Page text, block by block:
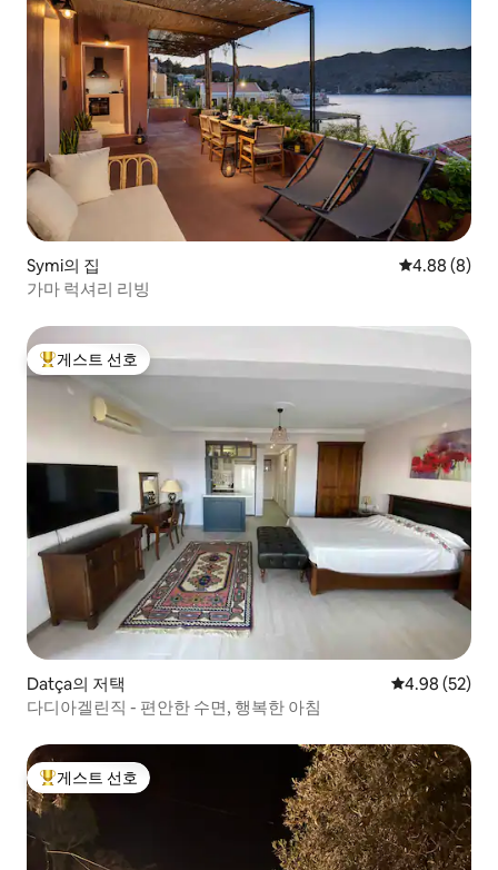
Symi의 집 평점 4.88점
4.88 (8)
가마 럭셔리 리빙
상위 게스트 선호
게스트 선호
Datça의 저택 평점 4.98점(5
4.98 (52)
다디아겔린직 - 편안한 수면, 행복한 아침
상위 게스트 선호
게스트 선호